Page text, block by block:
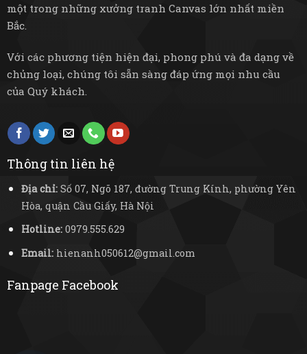
một trong những xưởng tranh Canvas lớn nhất miền
Bắc.
Với các phương tiện hiện đại, phong phú và đa dạng về
chủng loại, chúng tôi sẵn sàng đáp ứng mọi nhu cầu
của Quý khách.
Thông tin liên hệ
Địa chỉ:Số 07, Ngõ 187, đường Trung Kính, phường Yên
Hòa, quận Cầu Giấy, Hà Nội
Hotline:0979.555.629
Email:hienanh050612@gmail.com
Fanpage Facebook